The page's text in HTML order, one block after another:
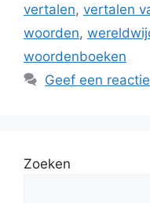
vertalen, vertalen
woorden,
woordenboeken
Geef een reactie
Zoeken